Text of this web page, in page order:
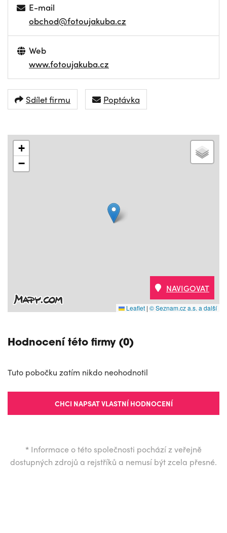
E-mail
obchod@fotoujakuba.cz
Web
www.fotoujakuba.cz
Sdílet firmu Poptávka
+
−
Leaflet | © Seznam.cz a.s. a další
NAVIGOVAT
Hodnocení této firmy (0)
Tuto pobočku zatím nikdo neohodnotil
CHCI NAPSAT VLASTNÍ HODNOCENÍ
* Informace o této společnosti pochází z veřejně
dostupných zdrojů a rejstříků a nemusí být zcela přesné.